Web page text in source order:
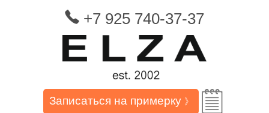
+7 925 740-37-37
Записаться на примерку 》